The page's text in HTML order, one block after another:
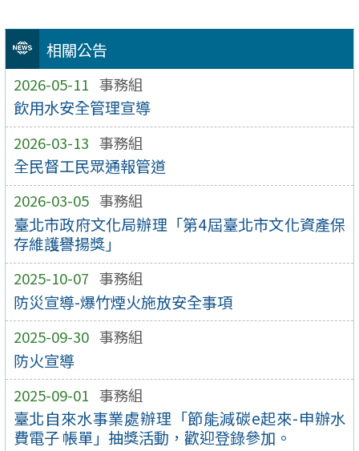
相關公告
2026-05-11 事務組
飲用水安全管理宣導
2026-03-13 事務組
全民督工民眾通報管道
2026-03-05 事務組
臺北市政府文化局辦理「第4屆臺北市文化資產保
存維護譽揚獎」
2025-10-07 事務組
防災宣導-爆竹煙火施放安全事項
2025-09-30 事務組
防火宣導
2025-09-01 事務組
臺北自來水事業處辦理「節能減碳e起來-申辦水
費電子 帳單」抽獎活動，歡迎登錄參加。